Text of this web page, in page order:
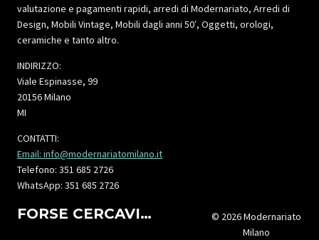
valutazione e pagamenti rapidi, arredi di Modernariato, Arredi di
Design, Mobili Vintage, Mobili dagli anni 50′, Oggetti, orologi,
ceramiche e tanto altro.
INDIRIZZO:
Viale Espinasse, 99
20156 Milano
MI
CONTATTI:
Email: info@modernariatomilano.it
Telefono: 351 685 2726
WhatsApp: 351 685 2726
FORSE CERCAVI…
© 2026 Modernariato
Milano